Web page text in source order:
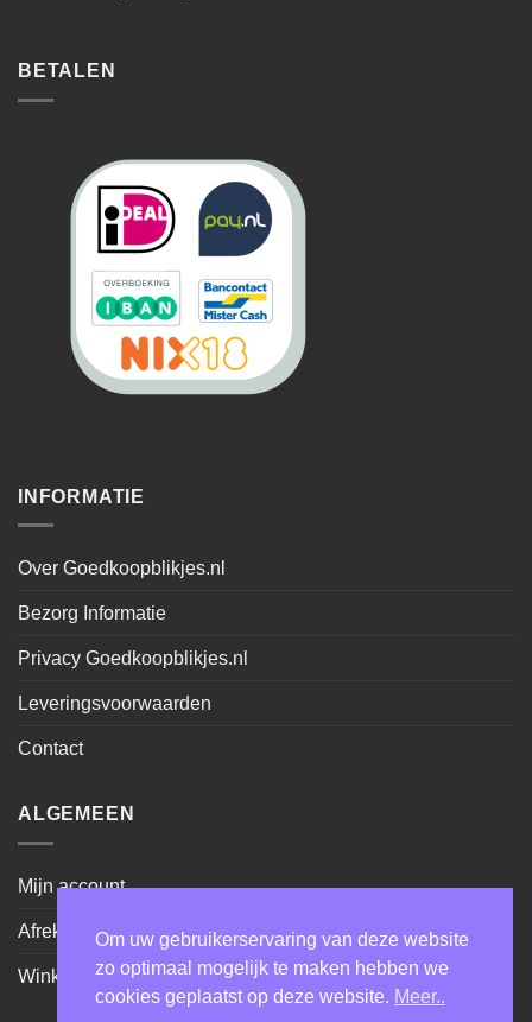
BETALEN
INFORMATIE
Over Goedkoopblikjes.nl
Bezorg Informatie
Privacy Goedkoopblikjes.nl
Leveringsvoorwaarden
Contact
ALGEMEEN
Mijn account
Afrekenen
Winkel
Om uw gebruikerservaring van deze website
zo optimaal mogelijk te maken hebben we
cookies geplaatst op deze website. Meer..